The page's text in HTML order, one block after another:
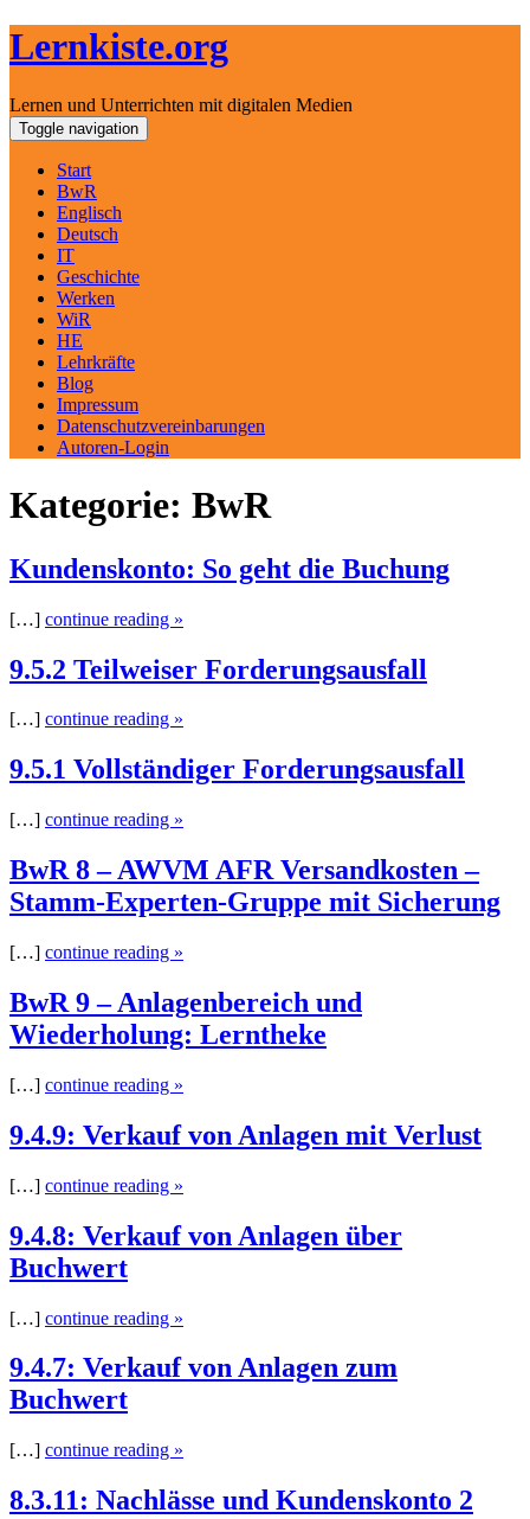
Lernkiste.org
Lernen und Unterrichten mit digitalen Medien
Skip
to
content
Toggle navigation
Start
BwR
Englisch
Deutsch
IT
Geschichte
Werken
WiR
HE
Lehrkräfte
Blog
Impressum
Datenschutzvereinbarungen
Autoren-Login
Kategorie: BwR
Kundenskonto: So geht die Buchung
[…] continue reading »
9.5.2 Teilweiser Forderungsausfall
[…] continue reading »
9.5.1 Vollständiger Forderungsausfall
[…] continue reading »
BwR 8 – AWVM AFR Versandkosten –
Stamm-Experten-Gruppe mit Sicherung
[…] continue reading »
BwR 9 – Anlagenbereich und
Wiederholung: Lerntheke
[…] continue reading »
9.4.9: Verkauf von Anlagen mit Verlust
[…] continue reading »
9.4.8: Verkauf von Anlagen über
Buchwert
[…] continue reading »
9.4.7: Verkauf von Anlagen zum
Buchwert
[…] continue reading »
8.3.11: Nachlässe und Kundenskonto 2